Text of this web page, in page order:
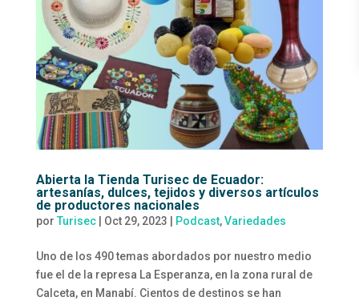
Abierta la Tienda Turisec de Ecuador:
artesanías, dulces, tejidos y diversos artículos
de productores nacionales
por Turisec| Oct 29, 2023 Podcast,Variedades
Uno de los 490 temas abordados por nuestro medio
fue el de la represa La Esperanza, en la zona rural de
Calceta, en Manabí. Cientos de destinos se han